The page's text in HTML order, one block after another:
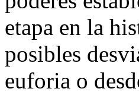
etapa en la
posibles
euforia o